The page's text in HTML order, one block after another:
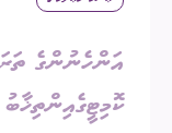
އަންހެނުންގެ